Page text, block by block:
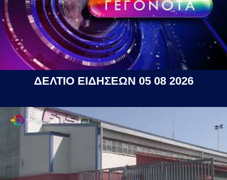
ΔΕΛΤΙΟ ΕΙΔΗΣΕΩΝ 05 08 2026